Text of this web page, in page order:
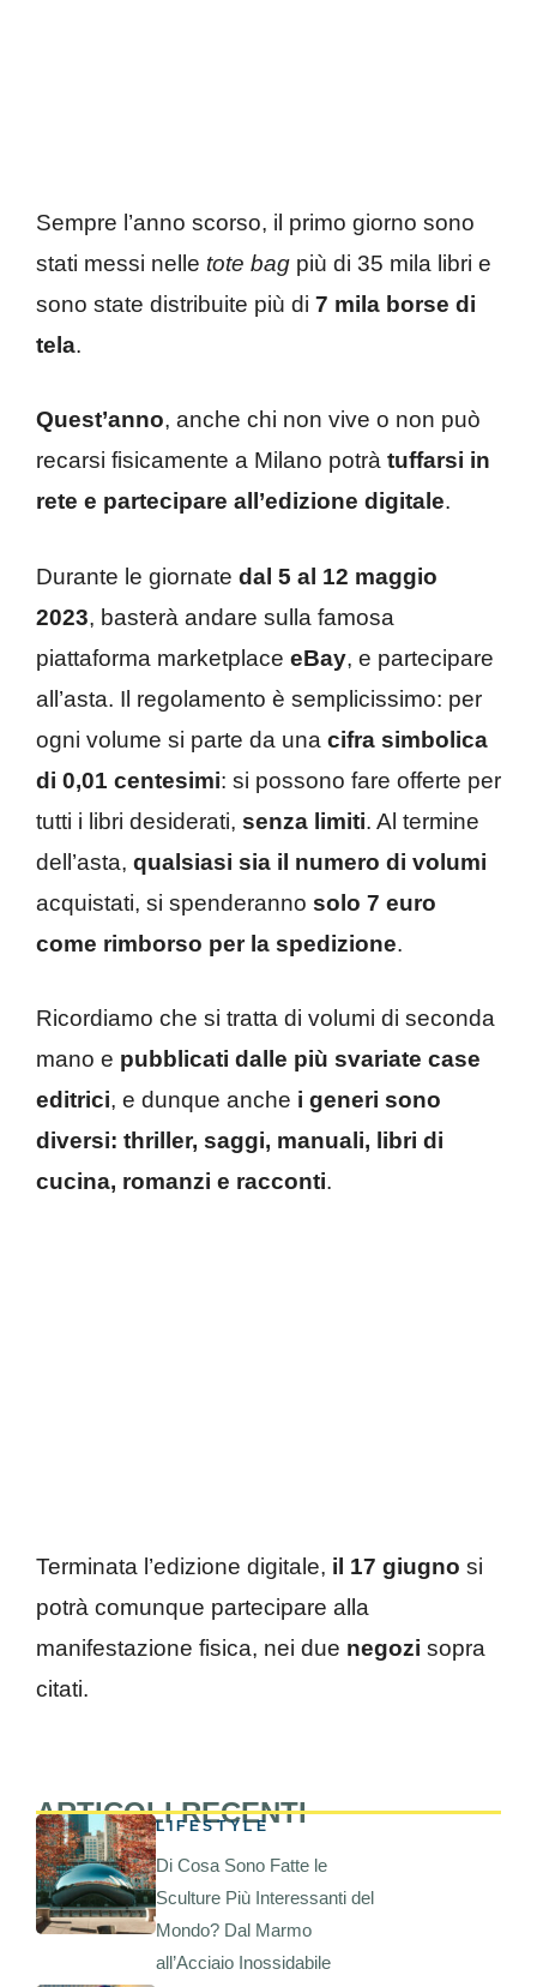
Sempre l’anno scorso, il primo giorno sono
stati messi nelle tote bag più di 35 mila libri e
sono state distribuite più di 7 mila borse di
tela.
Quest’anno, anche chi non vive o non può
recarsi fisicamente a Milano potrà tuffarsi in
rete e partecipare all’edizione digitale.
Durante le giornate dal 5 al 12 maggio
2023, basterà andare sulla famosa
piattaforma marketplace eBay, e partecipare
all’asta. Il regolamento è semplicissimo: per
ogni volume si parte da una cifra simbolica
di 0,01 centesimi: si possono fare offerte per
tutti i libri desiderati, senza limiti. Al termine
dell’asta, qualsiasi sia il numero di volumi
acquistati, si spenderanno solo 7 euro
come rimborso per la spedizione.
Ricordiamo che si tratta di volumi di seconda
mano e pubblicati dalle più svariate case
editrici, e dunque anche i generi sono
diversi: thriller, saggi, manuali, libri di
cucina, romanzi e racconti.
Terminata l’edizione digitale, il 17 giugno si
potrà comunque partecipare alla
manifestazione fisica, nei due negozi sopra
citati.
ARTICOLI RECENTI
LIFESTYLE
Di Cosa Sono Fatte le
Sculture Più Interessanti del
Mondo? Dal Marmo
all’Acciaio Inossidabile